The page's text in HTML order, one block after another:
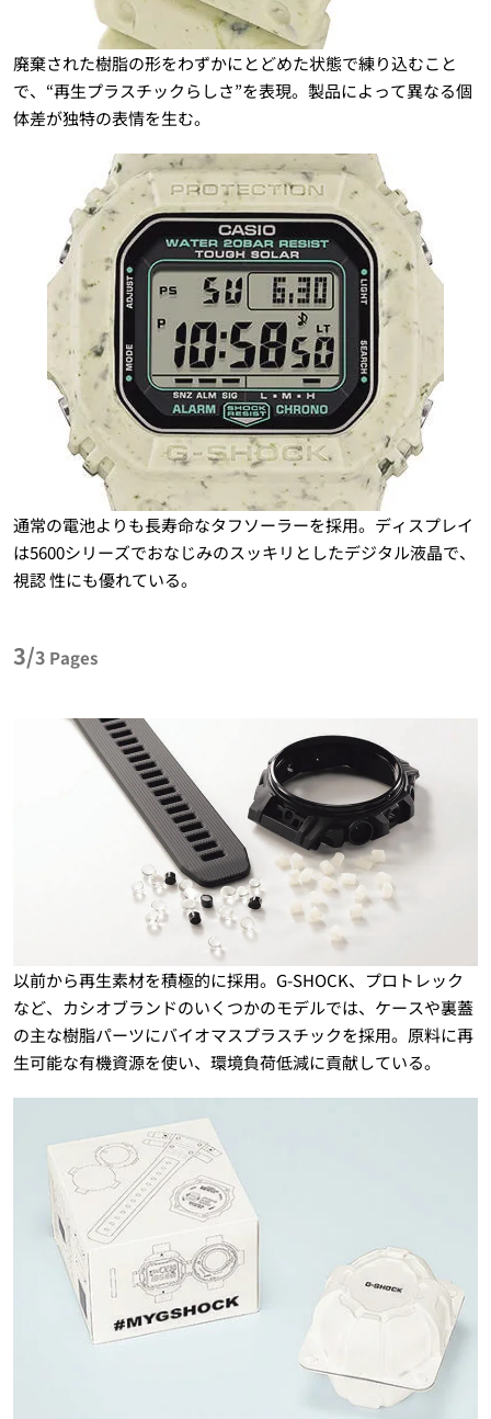
廃棄された樹脂の形をわずかにとどめた状態で練り込むこと
で、“再生プラスチックらしさ”を表現。製品によって異なる個
体差が独特の表情を生む。
通常の電池よりも長寿命なタフソーラーを採用。ディスプレイ
は5600シリーズでおなじみのスッキリとしたデジタル液晶で、
視認 性にも優れている。
3/3 Pages
以前から再生素材を積極的に採用。G-SHOCK、プロトレック
など、カシオブランドのいくつかのモデルでは、ケースや裏蓋
の主な樹脂パーツにバイオマスプラスチックを採用。原料に再
生可能な有機資源を使い、環境負荷低減に貢献している。